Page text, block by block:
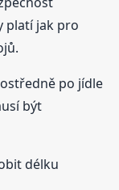
platí jak pro
po jídle
být
délku